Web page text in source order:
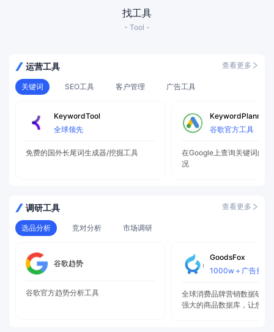
找工具
- Tool -
运营工具
关键词 SEO工具 客户管理 广告工具
查看更多
KeywordTool
全球领先
免费的国外长尾词生成器/挖掘工具
KeywordPlanner
谷歌官方工具
在Google上查询关键词的
况
调研工具
选品分析 竞对分析 市场调研
查看更多
谷歌趋势
谷歌官方趋势分析工具
GoodsFox
1000w＋广告量级
全球消费品牌营销数据研究
强大的商品数据库，让您一